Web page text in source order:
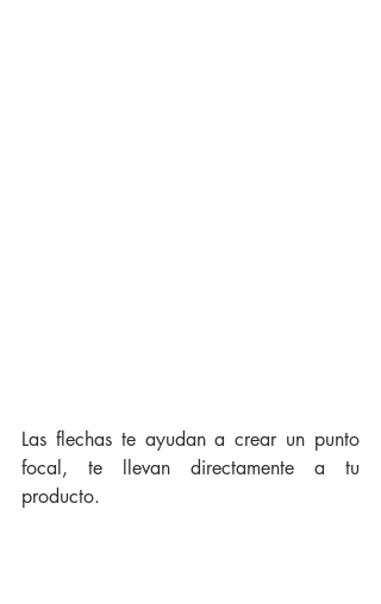
Las flechas te ayudan a crear un punto
focal, te llevan directamente a tu
producto.